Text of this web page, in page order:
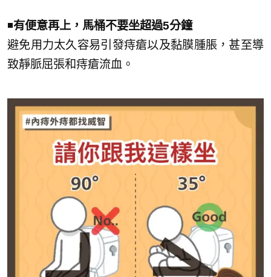
◾有便意再上，馬桶不要坐超過5分鐘
避免用力太久容易引發痔瘡以及黏膜腫脹，甚至導
致靜脈屈張和痔瘡流血。